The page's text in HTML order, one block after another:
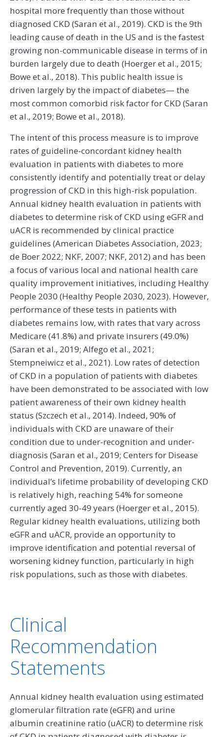
hospital more frequently than those without
diagnosed CKD (Saran et al., 2019). CKD is the 9th
leading cause of death in the US and is the fastest
growing non-communicable disease in terms of in
burden largely due to death (Hoerger et al., 2015;
Bowe et al., 2018). This public health issue is
driven largely by the impact of diabetes— the
most common comorbid risk factor for CKD (Saran
et al., 2019; Bowe et al., 2018).
The intent of this process measure is to improve
rates of guideline-concordant kidney health
evaluation in patients with diabetes to more
consistently identify and potentially treat or delay
progression of CKD in this high-risk population.
Annual kidney health evaluation in patients with
diabetes to determine risk of CKD using eGFR and
uACR is recommended by clinical practice
guidelines (American Diabetes Association, 2023;
de Boer 2022; NKF, 2007; NKF, 2012) and has been
a focus of various local and national health care
quality improvement initiatives, including Healthy
People 2030 (Healthy People 2030, 2023). However,
performance of these tests in patients with
diabetes remains low, with rates that vary across
Medicare (41.8%) and private insurers (49.0%)
(Saran et al., 2019; Alfego et al., 2021;
Stempneiwicz et al., 2021). Low rates of detection
of CKD in a population of patients with diabetes
have been demonstrated to be associated with low
patient awareness of their own kidney health
status (Szczech et al., 2014). Indeed, 90% of
individuals with CKD are unaware of their
condition due to under-recognition and under-
diagnosis (Saran et al., 2019; Centers for Disease
Control and Prevention, 2019). Currently, an
individual’s lifetime probability of developing CKD
is relatively high, reaching 54% for someone
currently aged 30-49 years (Hoerger et al., 2015).
Regular kidney health evaluations, utilizing both
eGFR and uACR, provide an opportunity to
improve identification and potential reversal of
worsening kidney function, particularly in high
risk populations, such as those with diabetes.
Clinical
Recommendation
Statements
Annual kidney health evaluation using estimated
glomerular filtration rate (eGFR) and urine
albumin creatinine ratio (uACR) to determine risk